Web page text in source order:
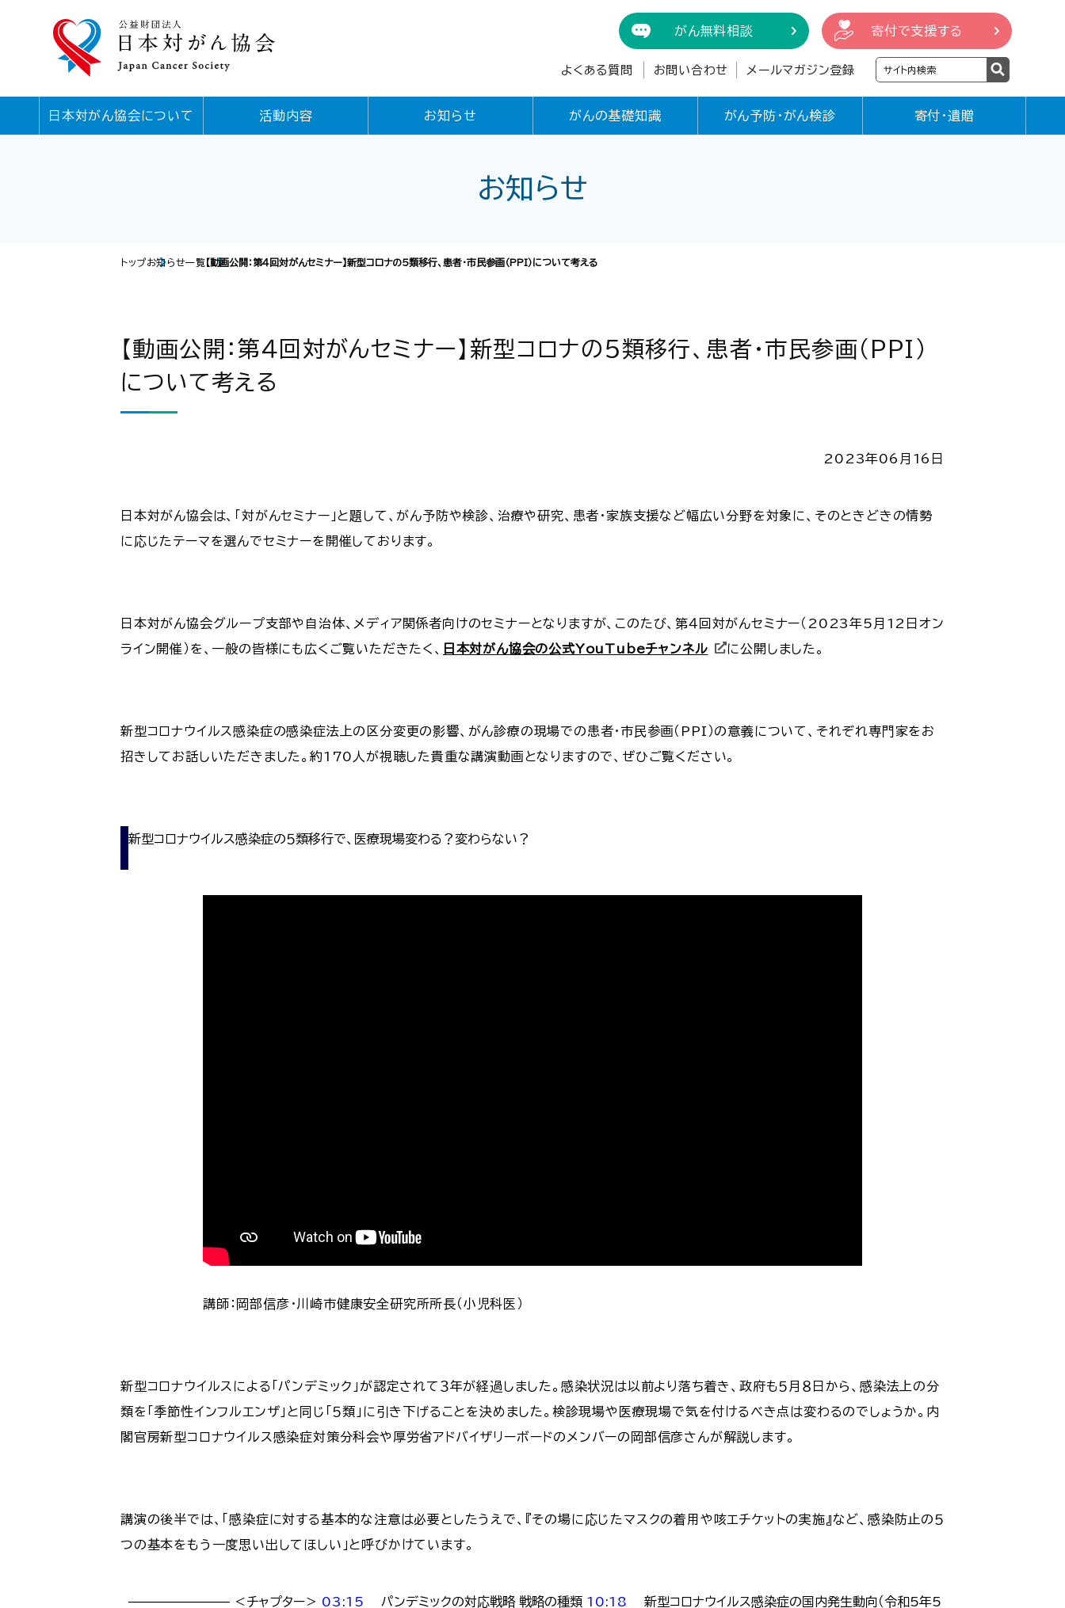
がん無料相談 寄付で支援する
よくある質問 お問い合わせ メールマガジン登録
日本対がん協会について 活動内容 お知らせ がんの基礎知識 がん予防・がん検診 寄付・遺贈
お知らせ
トップお知らせ一覧 【動画公開：第４回対がんセミナー】新型コロナの５類移行、患者･市民参画（PPI）について考える
【動画公開：第４回対がんセミナー】新型コロナの５類移行、患者･市民参画（PPI）
について考える
2023年06月16日
日本対がん協会は、「対がんセミナー」と題して、がん予防や検診、治療や研究、患者・家族支援など幅広い分野を対象に、そのときどきの情勢
に応じたテーマを選んでセミナーを開催しております。
日本対がん協会グループ支部や自治体、メディア関係者向けのセミナーとなりますが、このたび、第４回対がんセミナー（2023年5月12日オン
ライン開催）を、一般の皆様にも広くご覧いただきたく、
日本対がん協会の公式YouTubeチャンネル に公開しました。
新型コロナウイルス感染症の感染症法上の区分変更の影響、がん診療の現場での患者・市民参画（PPI）の意義について、それぞれ専門家をお
招きしてお話しいただきました。約170人が視聴した貴重な講演動画となりますので、ぜひご覧ください。
新型コロナウイルス感染症の５類移行で、医療現場変わる？変わらない？
講師：岡部信彦・川崎市健康安全研究所所長（小児科医）
新型コロナウイルスによる「パンデミック」が認定されて３年が経過しました。感染状況は以前より落ち着き、政府も５月８日から、感染法上の分
類を「季節性インフルエンザ」と同じ「５類」に引き下げることを決めました。検診現場や医療現場で気を付けるべき点は変わるのでしょうか。内
閣官房新型コロナウイルス感染症対策分科会や厚労省アドバイザリーボードのメンバーの岡部信彦さんが解説します。
講演の後半では、「感染症に対する基本的な注意は必要としたうえで、『その場に応じたマスクの着用や咳エチケットの実施』など、感染防止の５
つの基本をもう一度思い出してほしい」と呼びかけています。
———————— ＜チャプター＞ 03:15 パンデミックの対応戦略 戦略の種類 10:18
新型コロナウイルス感染症の国内発生動向（令和5年5